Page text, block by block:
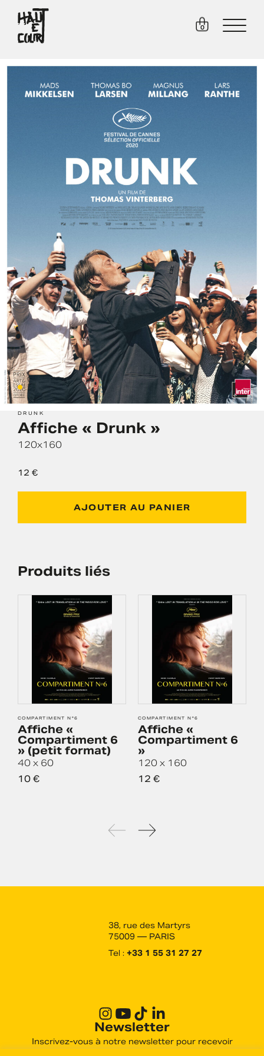
0
DRUNK
Affiche « Drunk »
120x160
12 €
AJOUTER AU PANIER
Produits liés
COMPARTIMENT N°6
Affiche «
Compartiment 6
» (petit format)
40 x 60
10 €
COMPARTIMENT N°6
Affiche «
Compartiment 6
»
120 x 160
12 €
38, rue des Martyrs
75009 — PARIS
Tel : +33 1 55 31 27 27
Newsletter
Inscrivez-vous à notre newsletter pour recevoir